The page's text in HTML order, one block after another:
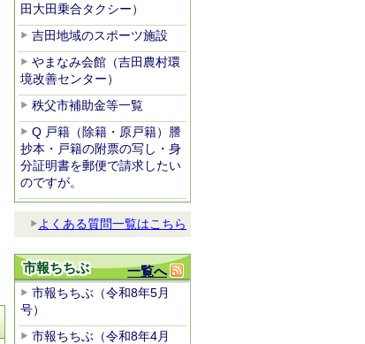
田大田乗合タクシー）
吉田地域のスポーツ施設
やまなみ会館（吉田農村環
境改善センター）
秩父市補助金等一覧
Q 戸籍（除籍・原戸籍）謄
抄本・戸籍の附票の写し・身
分証明書を郵便で請求したい
のですが。
よくある質問一覧はこちら
一覧へ
市報ちちぶ
市報ちちぶ（令和8年5月
号）
市報ちちぶ（令和8年4月